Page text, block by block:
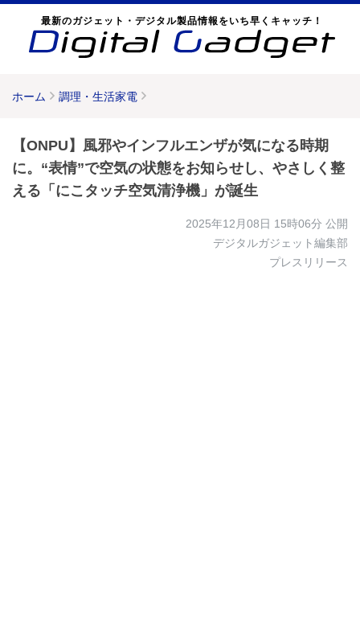
最新のガジェット・デジタル製品情報をいち早くキャッチ！
ホーム 調理・生活家電
【ONPU】風邪やインフルエンザが気になる時期
に。“表情”で空気の状態をお知らせし、やさしく整
える「にこタッチ空気清浄機」が誕生
2025年12月08日 15時06分 公開
デジタルガジェット編集部
プレスリリース